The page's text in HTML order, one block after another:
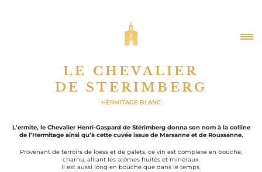
LE CHEVALIER
DE STERIMBERG
HERMITAGE BLANC
L’ermite, le Chevalier Henri-Gaspard de Stérimberg donna son nom à la colline
de l’Hermitage ainsi qu’à cette cuvée issue de Marsanne et de Roussanne.
Provenant de terroirs de loess et de galets, ce vin est complexe en bouche,
charnu, alliant les arômes fruités et minéraux.
Il est aussi long en bouche que dans le temps.